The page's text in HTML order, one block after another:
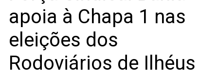
apoia à Chapa 1 nas
eleições dos
Rodoviários de Ilhéus